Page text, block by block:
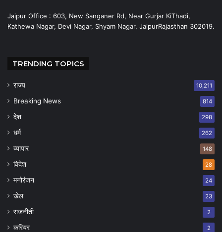
Jaipur Office : 603, New Sanganer Rd, Near Gurjar KiThadi,
Kathewa Nagar, Devi Nagar, Shyam Nagar, JaipurRajasthan 302019.
TRENDING TOPICS
राज्य 10,211
Breaking News 814
देश 298
धर्म 262
व्यापार 148
विदेश 28
मनोरंजन 24
खेल 23
राजनीती 2
करियर 2